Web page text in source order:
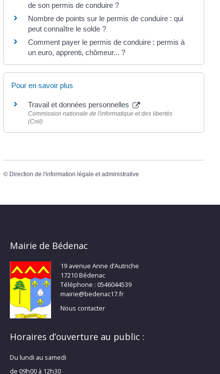
de son permis de conduire ?
Nombre de points sur le permis de conduire : qui
peut connaître le solde ?
Comment payer le permis de conduire : permis à
un euro, apprenti, chômeur... ?
Pour en savoir plus
Travail et données personnelles
Commission nationale de l'informatique et des libertés
(Cnil)
© Direction de l'information légale et administrative
Mairie de Bédenac
19 avenue Anne d’Autriche
17210 Bédenac
Téléphone : 0546044539
mairie@bedenac17.fr
Nous contacter
Horaires d’ouverture au public :
Du lundi au samedi
de 09h00 à 12h30